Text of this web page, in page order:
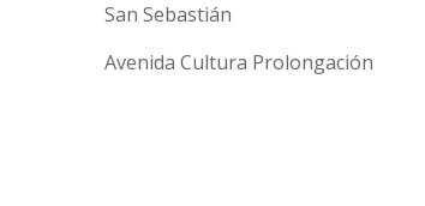
San Sebastián
Avenida Cultura Prolongación